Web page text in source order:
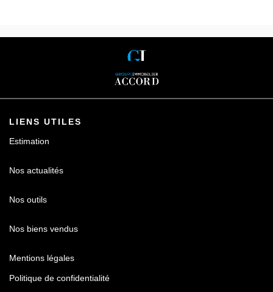
LIENS UTILES
Estimation
Nos actualités
Nos outils
Nos biens vendus
Mentions légales
Politique de confidentialité